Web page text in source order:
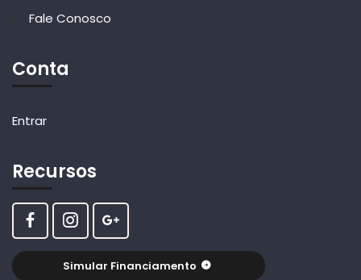
Fale Conosco
Conta
Entrar
Recursos
Simular Financiamento